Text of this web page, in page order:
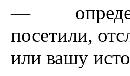
—
посетили,
или вашу